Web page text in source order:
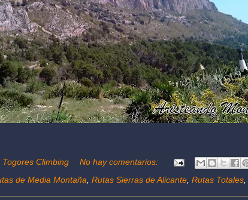
Climbing
No hay comentarios:
de Media Montaña Rutas Sierras de Alicante Rutas Totales